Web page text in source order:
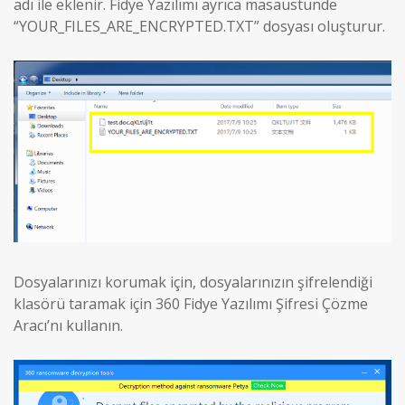
adı ile eklenir. Fidye Yazılımı ayrıca masaüstünde
“YOUR_FILES_ARE_ENCRYPTED.TXT” dosyası oluşturur.
Dosyalarınızı korumak için, dosyalarınızın şifrelendiği
klasörü taramak için 360 Fidye Yazılımı Şifresi Çözme
Aracı’nı kullanın.